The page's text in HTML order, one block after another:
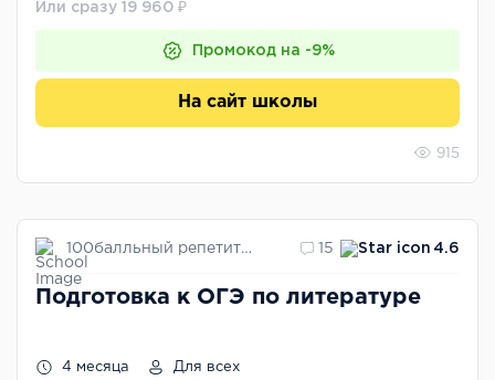
Или сразу 19 960 ₽
Промокод на -9%
На сайт школы
915
100балльный репетитор 15 4.6
Подготовка к ОГЭ по литературе
4 месяца Для всех